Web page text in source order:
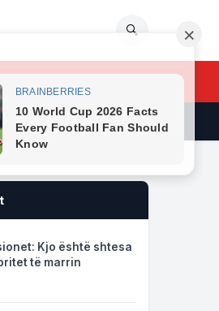
🔍
në Haradinaj ironizon
Kjo është shtesa
të marrin